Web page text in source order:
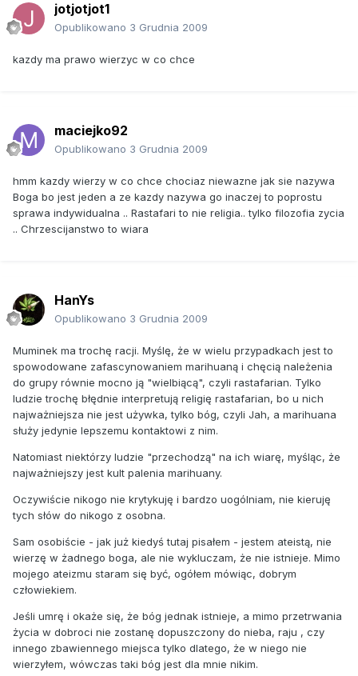
jotjotjot1
Opublikowano 3 Grudnia 2009
kazdy ma prawo wierzyc w co chce
maciejko92
Opublikowano 3 Grudnia 2009
hmm kazdy wierzy w co chce chociaz niewazne jak sie nazywa
Boga bo jest jeden a ze kazdy nazywa go inaczej to poprostu
sprawa indywidualna .. Rastafari to nie religia.. tylko filozofia zycia
.. Chrzescijanstwo to wiara
HanYs
Opublikowano 3 Grudnia 2009
Muminek ma trochę racji. Myślę, że w wielu przypadkach jest to
spowodowane zafascynowaniem marihuaną i chęcią należenia
do grupy równie mocno ją "wielbiącą", czyli rastafarian. Tylko
ludzie trochę błędnie interpretują religię rastafarian, bo u nich
najważniejsza nie jest używka, tylko bóg, czyli Jah, a marihuana
służy jedynie lepszemu kontaktowi z nim.
Natomiast niektórzy ludzie "przechodzą" na ich wiarę, myśląc, że
najważniejszy jest kult palenia marihuany.
Oczywiście nikogo nie krytykuję i bardzo uogólniam, nie kieruję
tych słów do nikogo z osobna.
Sam osobiście - jak już kiedyś tutaj pisałem - jestem ateistą, nie
wierzę w żadnego boga, ale nie wykluczam, że nie istnieje. Mimo
mojego ateizmu staram się być, ogółem mówiąc, dobrym
człowiekiem.
Jeśli umrę i okaże się, że bóg jednak istnieje, a mimo przetrwania
życia w dobroci nie zostanę dopuszczony do nieba, raju , czy
innego zbawiennego miejsca tylko dlatego, że w niego nie
wierzyłem, wówczas taki bóg jest dla mnie nikim.